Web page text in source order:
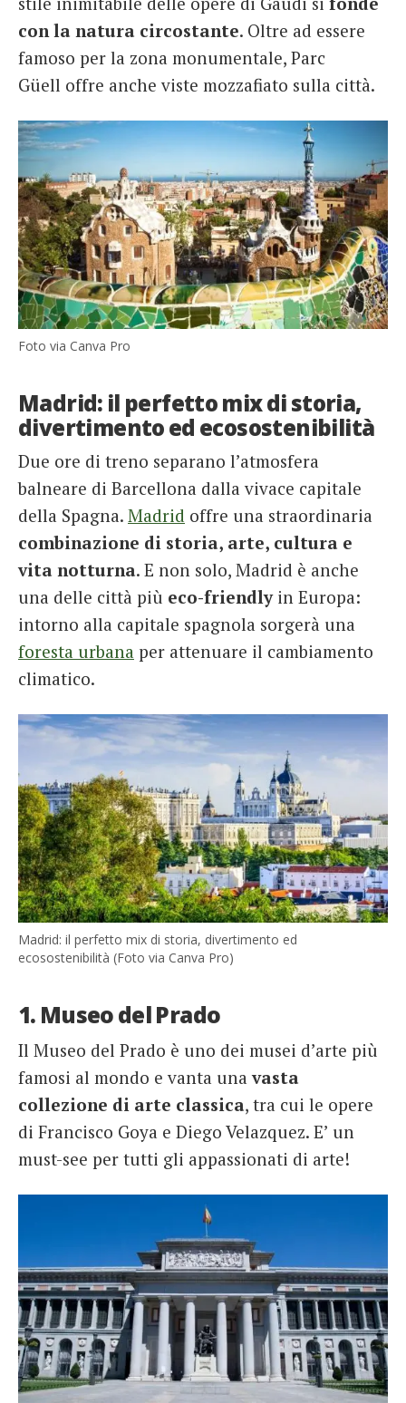
con la natura circostante. Oltre ad essere
famoso per la zona monumentale, Parc
Güell offre anche viste mozzafiato sulla città.
Foto via Canva Pro
Madrid: il perfetto mix di storia,
divertimento ed ecosostenibilità
Due ore di treno separano l’atmosfera
balneare di Barcellona dalla vivace capitale
della Spagna. Madrid offre una straordinaria
combinazione di storia, arte, cultura e
vita notturna. E non solo, Madrid è anche
una delle città più eco-friendlyin Europa:
intorno alla capitale spagnola sorgerà una
foresta urbana per attenuare il cambiamento
climatico.
Madrid: il perfetto mix di storia, divertimento ed
ecosostenibilità (Foto via Canva Pro)
1. Museo del Prado
Il Museo del Prado è uno dei musei d’arte più
famosi al mondo e vanta unavasta
collezione di arte classica, tra cui le opere
di Francisco Goya e Diego Velazquez. E’ un
must-see per tutti gli appassionati di arte!